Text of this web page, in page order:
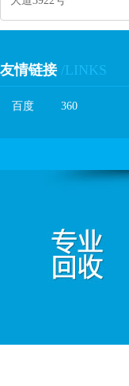
友情链接 /LINKS
百度 360